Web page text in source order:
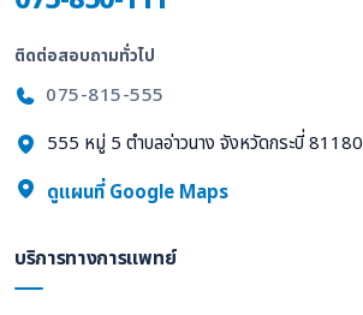
ติดต่อสอบถามทั่วไป
075-815-555
555 หมู่ 5 ตำบลอ่าวนาง จังหวัดกระบี่ 81180
ดูแผนที่ Google Maps
บริการทางการแพทย์